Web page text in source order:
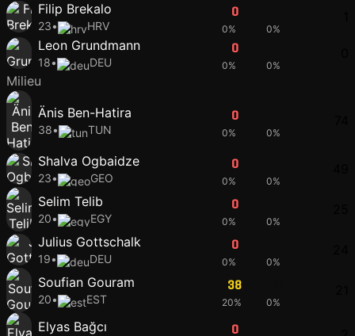
Filip Brekalo
23• HRV
0
0% 0%
Leon Grundmann
18• DEU
0
0% 0%
Milieu
Änis Ben-Hatira
38• TUN
0
0% 0%
Shalva Ogbaidze
23• GEO
0
0% 0%
Selim Telib
20• EGY
0
0% 0%
Julius Gottschalk
19• DEU
0
0% 0%
Soufian Gouram
20• EST
38
20% 0%
Elyas Bağcı 0